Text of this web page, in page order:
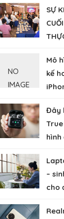
SỰ
NO
IMAGE
Mô
kế
14
Đây
hình
–
cho